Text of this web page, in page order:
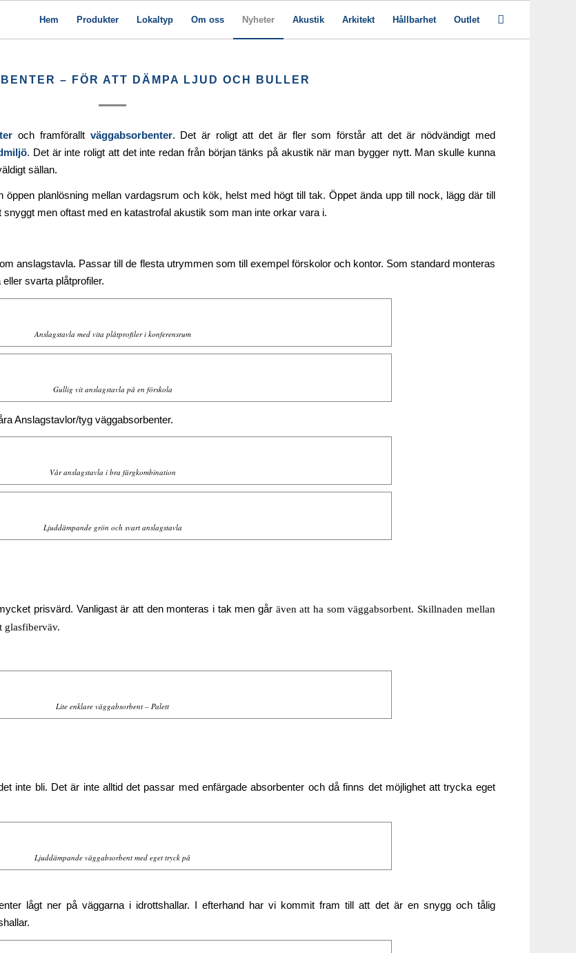
Hem Produkter Lokaltyp Om oss Nyheter Akustik Arkitekt Hållbarhet Outlet
– FÖR ATT DÄMPA LJUD OCH BULLER
och framförallt väggabsorbenter. Det är roligt att det är fler som förstår att det är nödvändigt med
. Det är inte roligt att det inte redan från början tänks på akustik när man bygger nytt. Man skulle kunna
sällan.
planlösning mellan vardagsrum och kök, helst med högt till tak. Öppet ända upp till nock, lägg där till
men oftast med en katastrofal akustik som man inte orkar vara i.
anslagstavla. Passar till de flesta utrymmen som till exempel förskolor och kontor. Som standard monteras
svarta plåtprofiler.
Anslagstavla med vita plåtprofiler i konferensrum
Gullig vit anslagstavla på en förskola
Anslagstavlor/tyg väggabsorbenter.
Vår anslagstavla i bra färgkombination
Ljuddämpande grön och svart anslagstavla
prisvärd. Vanligast är att den monteras i tak men går även att ha som väggabsorbent. Skillnaden mellan
glasfiberväv.
Lite enklare väggabsorbent – Palett
inte bli. Det är inte alltid det passar med enfärgade absorbenter och då finns det möjlighet att trycka eget
Ljuddämpande väggabsorbent med eget tryck på
lågt ner på väggarna i idrottshallar. I efterhand har vi kommit fram till att det är en snygg och tålig